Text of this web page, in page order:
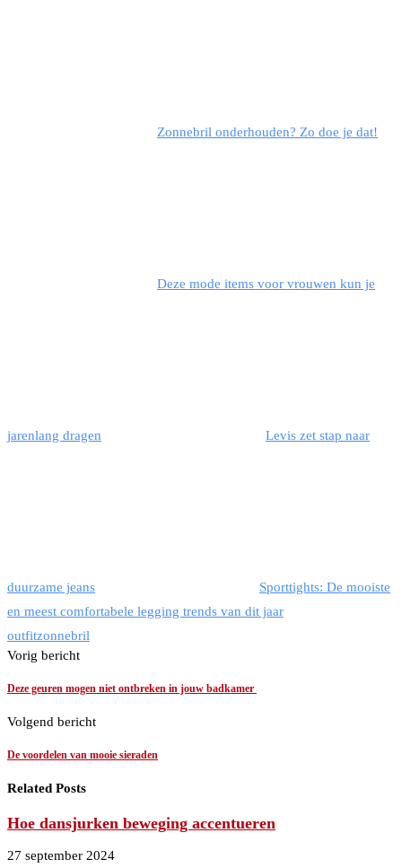
Zonnebril onderhouden? Zo doe je dat!
Deze mode items voor vrouwen kun je
jarenlang dragen Levis zet stap naar
duurzame jeans
Sporttights: De mooiste
en meest comfortabele legging trends van dit jaar
outfitzonnebril
Vorig bericht
Deze geuren mogen niet ontbreken in jouw badkamer
Volgend bericht
De voordelen van mooie sieraden
Related Posts
Hoe dansjurken beweging accentueren
27 september 2024